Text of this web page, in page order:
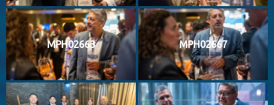
MPH02663 MPH02667